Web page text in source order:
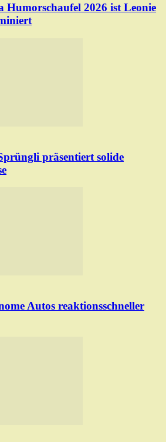
Humorschaufel 2026 ist Leonie
präsentiert solide
Autos reaktionsschneller